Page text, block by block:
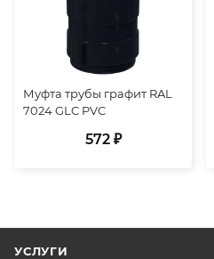
Муфта трубы графит RAL
7024 GLC PVC
572 ₽
УСЛУГИ